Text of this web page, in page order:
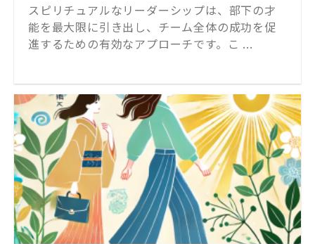
スピリチュアルなリーダーシップは、部下の才
能を最大限に引き出し、チーム全体の成功を促
進するための有効なアプローチです。こ ...